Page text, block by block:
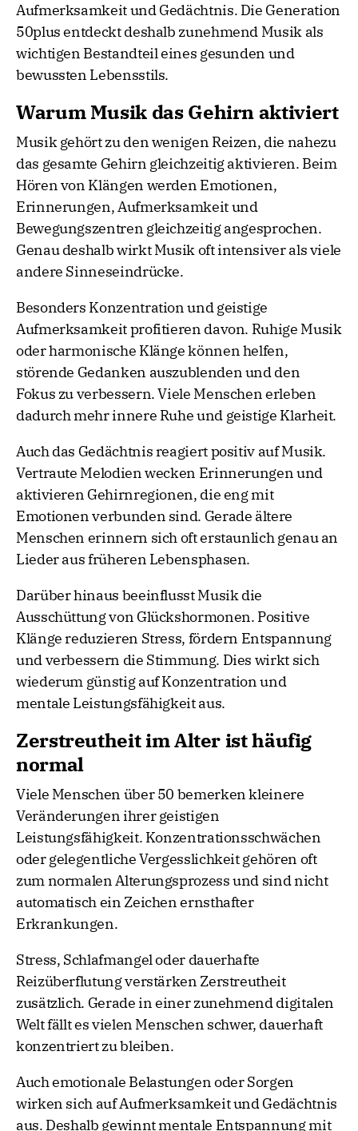
Aufmerksamkeit und Gedächtnis. Die Generation
50plus entdeckt deshalb zunehmend Musik als
wichtigen Bestandteil eines gesunden und
bewussten Lebensstils.
Warum Musik das Gehirn aktiviert
Musik gehört zu den wenigen Reizen, die nahezu
das gesamte Gehirn gleichzeitig aktivieren. Beim
Hören von Klängen werden Emotionen,
Erinnerungen, Aufmerksamkeit und
Bewegungszentren gleichzeitig angesprochen.
Genau deshalb wirkt Musik oft intensiver als viele
andere Sinneseindrücke.
Besonders Konzentration und geistige
Aufmerksamkeit profitieren davon. Ruhige Musik
oder harmonische Klänge können helfen,
störende Gedanken auszublenden und den
Fokus zu verbessern. Viele Menschen erleben
dadurch mehr innere Ruhe und geistige Klarheit.
Auch das Gedächtnis reagiert positiv auf Musik.
Vertraute Melodien wecken Erinnerungen und
aktivieren Gehirnregionen, die eng mit
Emotionen verbunden sind. Gerade ältere
Menschen erinnern sich oft erstaunlich genau an
Lieder aus früheren Lebensphasen.
Darüber hinaus beeinflusst Musik die
Ausschüttung von Glückshormonen. Positive
Klänge reduzieren Stress, fördern Entspannung
und verbessern die Stimmung. Dies wirkt sich
wiederum günstig auf Konzentration und
mentale Leistungsfähigkeit aus.
Zerstreutheit im Alter ist häufig
normal
Viele Menschen über 50 bemerken kleinere
Veränderungen ihrer geistigen
Leistungsfähigkeit. Konzentrationsschwächen
oder gelegentliche Vergesslichkeit gehören oft
zum normalen Alterungsprozess und sind nicht
automatisch ein Zeichen ernsthafter
Erkrankungen.
Stress, Schlafmangel oder dauerhafte
Reizüberflutung verstärken Zerstreutheit
zusätzlich. Gerade in einer zunehmend digitalen
Welt fällt es vielen Menschen schwer, dauerhaft
konzentriert zu bleiben.
Auch emotionale Belastungen oder Sorgen
wirken sich auf Aufmerksamkeit und Gedächtnis
aus. Deshalb gewinnt mentale Entspannung mit